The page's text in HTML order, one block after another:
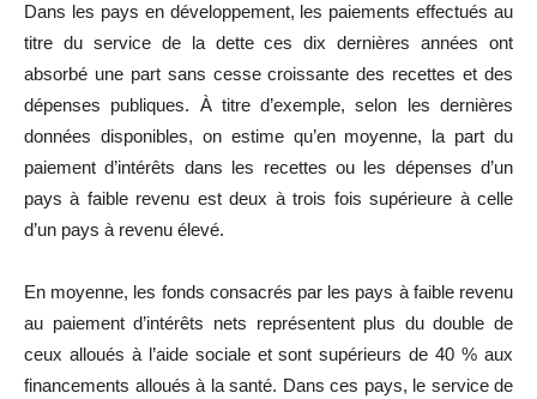
Dans les pays en développement, les paiements effectués au
titre du service de la dette ces dix dernières années ont
absorbé une part sans cesse croissante des recettes et des
dépenses publiques. À titre d’exemple, selon les dernières
données disponibles, on estime qu’en moyenne, la part du
paiement d’intérêts dans les recettes ou les dépenses d’un
pays à faible revenu est deux à trois fois supérieure à celle
d’un pays à revenu élevé.
En moyenne, les fonds consacrés par les pays à faible revenu
au paiement d’intérêts nets représentent plus du double de
ceux alloués à l’aide sociale et sont supérieurs de 40 % aux
financements alloués à la santé. Dans ces pays, le service de